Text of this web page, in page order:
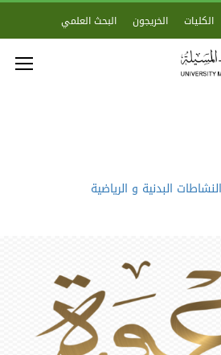
الكليات الخريجون البحث العلمي
البدنية و الرياضية